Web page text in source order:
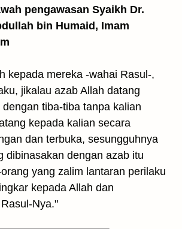
pengawasan Syaikh Dr.
bin Humaid, Imam
kepada mereka -wahai Rasul-,
jikalau azab Allah datang
dengan tiba-tiba tanpa kalian
kepada kalian secara
dan terbuka, sesungguhnya
dibinasakan dengan azab itu
yang zalim lantaran perilaku
kepada Allah dan
Nya."